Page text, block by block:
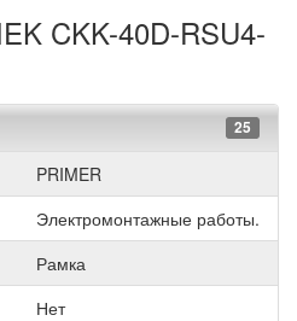
CKK-40D-RSU4-
25
PRIMER
Электромонтажные работы.
Рамка
Нет